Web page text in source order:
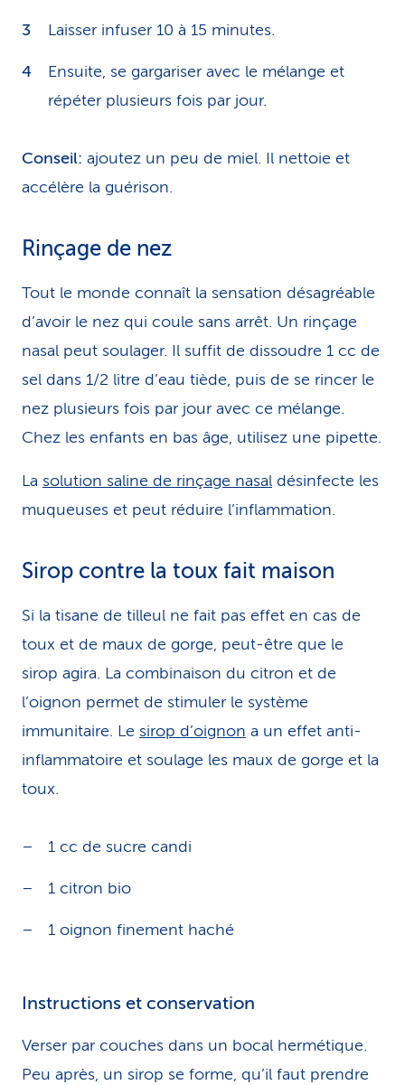
Laisser infuser 10 à 15 minutes.
Ensuite, se gargariser avec le mélange et
répéter plusieurs fois par jour.
Conseil: ajoutez un peu de miel. Il nettoie et
accélère la guérison.
Rinçage de nez
Tout le monde connaît la sensation désagréable
d’avoir le nez qui coule sans arrêt. Un rinçage
nasal peut soulager. Il suffit de dissoudre 1 cc de
sel dans 1/2 litre d’eau tiède, puis de se rincer le
nez plusieurs fois par jour avec ce mélange.
Chez les enfants en bas âge, utilisez une pipette.
La solution saline de rinçage nasal désinfecte les
muqueuses et peut réduire l’inflammation.
Sirop contre la toux fait maison
Si la tisane de tilleul ne fait pas effet en cas de
toux et de maux de gorge, peut-être que le
sirop agira. La combinaison du citron et de
l’oignon permet de stimuler le système
immunitaire. Le sirop d’oignon a un effet anti-
inflammatoire et soulage les maux de gorge et la
toux.
1 cc de sucre candi
1 citron bio
1 oignon finement haché
Instructions et conservation
Verser par couches dans un bocal hermétique.
Peu après, un sirop se forme, qu’il faut prendre